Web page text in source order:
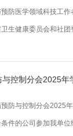
防医学领域科技工
生健康委员会和社
要面向社会公开招聘
工作；3.协助学会内
控制分会2025年
防与控制分会2025
件的公司参加我单